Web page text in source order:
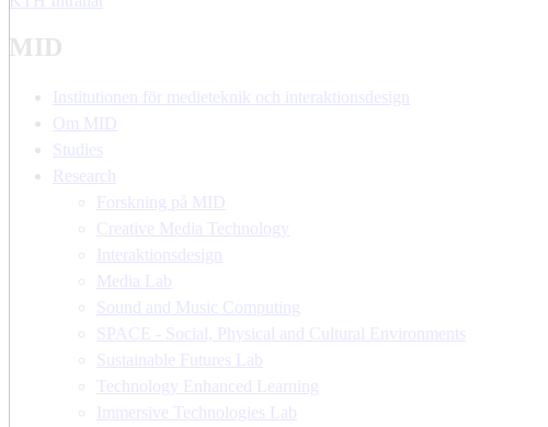
MID
Institutionen för medieteknik och interaktionsdesign
Om MID
Studies
Research
Forskning på MID
Creative Media Technology
Interaktionsdesign
Media Lab
Sound and Music Computing
SPACE - Social, Physical and Cultural Environments
Sustainable Futures Lab
Technology Enhanced Learning
Immersive Technologies Lab